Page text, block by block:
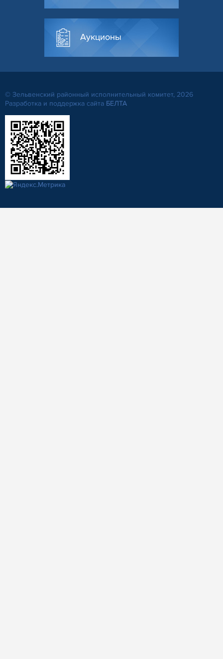
Аукционы
© Зельвенский районный исполнительный комитет, 2026
Разработка и поддержка сайта БЕЛТА